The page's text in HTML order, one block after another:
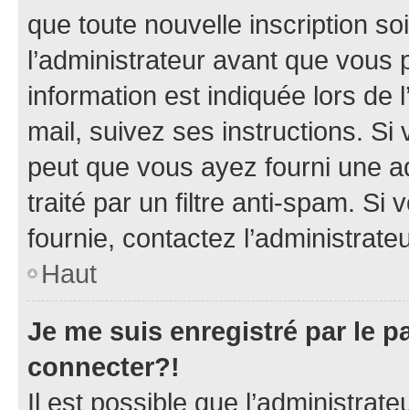
que toute nouvelle inscription
l’administrateur avant que
information est indiquée lors de
mail, suivez ses instructions. Si
peut que vous ayez fourni une
traité par un filtre anti-spam. Si
fournie, contactez
Haut
Je me suis enregistré par le
connecter?!
Il est possible que